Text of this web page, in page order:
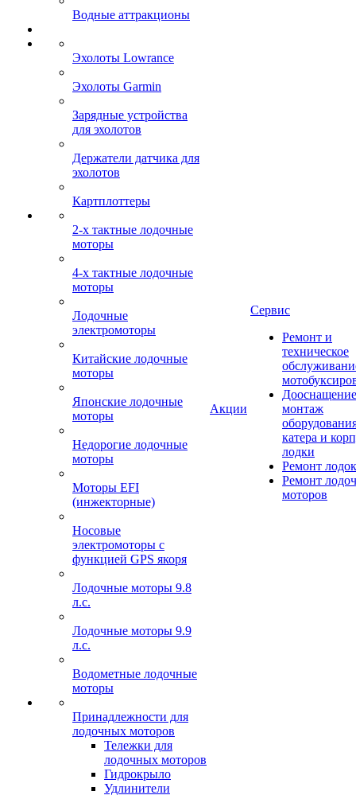
Водные аттракционы
Эхолоты Lowrance
Эхолоты Garmin
Зарядные устройства
для эхолотов
Держатели датчика для
эхолотов
Картплоттеры
2-х тактные лодочные
моторы
4-х тактные лодочные
моторы
Лодочные
электромоторы
Китайские лодочные
моторы
Японские лодочные
моторы
Недорогие лодочные
моторы
Моторы EFI
(инжекторные)
Носовые
электромоторы с
функцией GPS якоря
Лодочные моторы 9.8
л.с.
Лодочные моторы 9.9
л.с.
Водометные лодочные
моторы
Принадлежности для
лодочных моторов
Тележки для
лодочных моторов
Гидрокрыло
Удлинители
Акции
Сервис
Ремонт и
техническое
монтаж
катера и
лодки
Ремонт
Ремонт
моторов